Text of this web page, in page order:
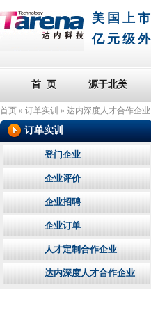
美国上
亿元级
首 页 源于北美
首页 » 订单实训 » 达内深度人才合作企业
订单实训
登门企业
企业评价
企业招聘
企业订单
人才定制合作企业
达内深度人才合作企业